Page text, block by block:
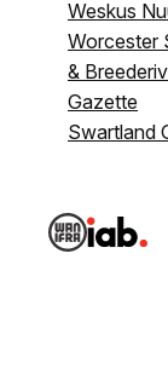
Weskus
Worcester
&
Gazette
Swartland